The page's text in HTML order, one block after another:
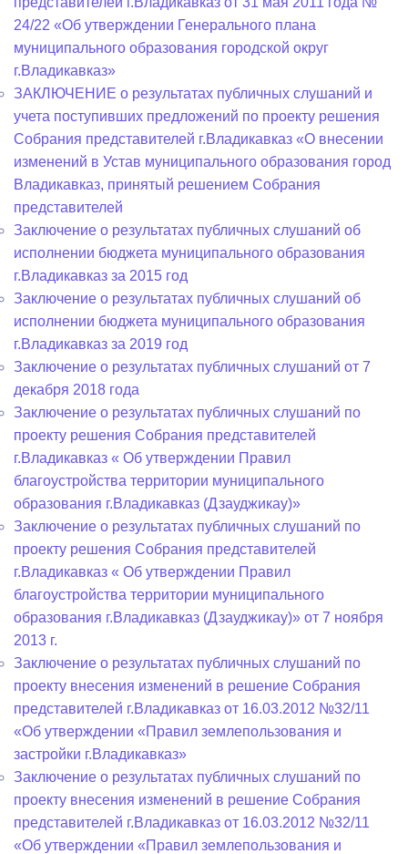
24/22 «Об утверждении Генерального плана
муниципального образования городской округ
г.Владикавказ»
ЗАКЛЮЧЕНИЕ о результатах публичных слушаний и
учета поступивших предложений по проекту решения
Собрания представителей г.Владикавказ «О внесении
изменений в Устав муниципального образования город
Владикавказ, принятый решением Собрания
представителей
Заключение о результатах публичных слушаний об
исполнении бюджета муниципального образования
г.Владикавказ за 2015 год
Заключение о результатах публичных слушаний об
исполнении бюджета муниципального образования
г.Владикавказ за 2019 год
Заключение о результатах публичных слушаний от 7
декабря 2018 года
Заключение о результатах публичных слушаний по
проекту решения Собрания представителей
г.Владикавказ « Об утверждении Правил
благоустройства территории муниципального
образования г.Владикавказ (Дзауджикау)»
Заключение о результатах публичных слушаний по
проекту решения Собрания представителей
г.Владикавказ « Об утверждении Правил
благоустройства территории муниципального
образования г.Владикавказ (Дзауджикау)» от 7 ноября
2013 г.
Заключение о результатах публичных слушаний по
проекту внесения изменений в решение Собрания
представителей г.Владикавказ от 16.03.2012 №32/11
«Об утверждении «Правил землепользования и
застройки г.Владикавказ»
Заключение о результатах публичных слушаний по
проекту внесения изменений в решение Собрания
представителей г.Владикавказ от 16.03.2012 №32/11
«Об утверждении «Правил землепользования и